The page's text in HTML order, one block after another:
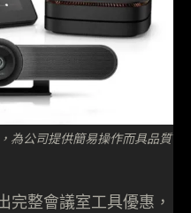
為公司提供簡易操作而具品質
整會議室工具優惠，